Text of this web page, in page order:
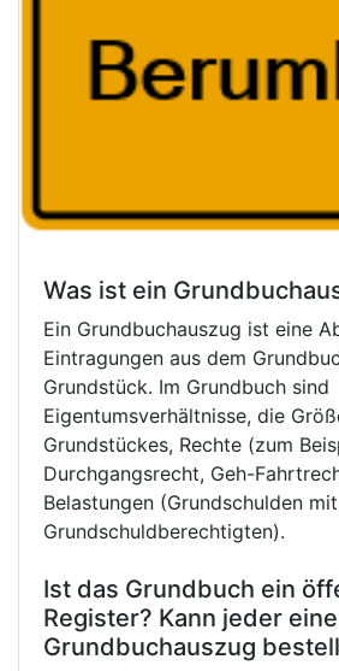
Was ist ein
Ein Grundbuchauszug ist eine
Eintragungen aus dem
Grundstück. Im Grundbuch sind
Eigentumsverhältnisse, die
Grundstückes, Rechte (zum
Durchgangsrecht, Geh-
Belastungen (Grundschulden
Grundschuldberechtigten).
Ist das Grundbuch ein
Register? Kann jeder
Grundbuchauszug